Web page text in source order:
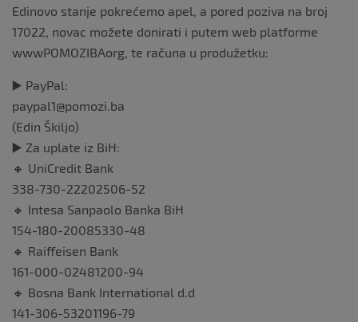
Edinovo stanje pokrećemo apel, a pored poziva na broj
17022, novac možete donirati i putem web platforme
wwwPOMOZIBAorg, te računa u produžetku:
▶️ PayPal:
paypal1@pomozi.ba
(Edin Škiljo)
▶️ Za uplate iz BiH:
🔸 UniCredit Bank
338-730-22202506-52
🔸 Intesa Sanpaolo Banka BiH
154-180-20085330-48
🔸 Raiffeisen Bank
161-000-02481200-94
🔸 Bosna Bank International d.d
141-306-53201196-79